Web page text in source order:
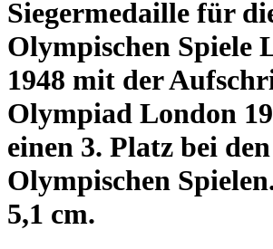
Siegermedaille für
Olympischen Spiele
1948 mit der
Olympiad London
einen 3. Platz bei den
Olympischen
5,1 cm.